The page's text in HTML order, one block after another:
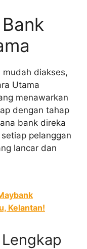
diakses,
Utama
menawarkan
dengan tahap
bank direka
pelanggan
lancar dan
Kelantan!